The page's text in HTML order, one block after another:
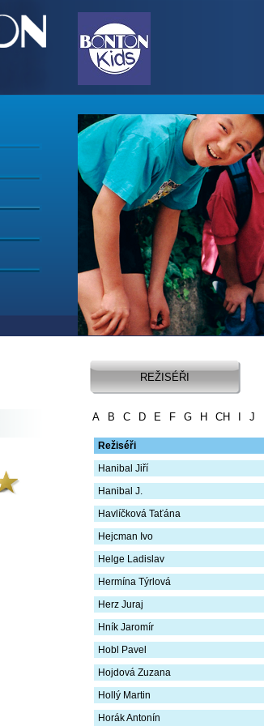
REŽISÉŘI
A B C D E F G H CH J
Režiséři
Hanibal Jiří
Hanibal J.
Havlíčková Taťána
Hejcman Ivo
Helge Ladislav
Hermína Týrlová
Herz Juraj
Hník Jaromír
Hobl Pavel
Hojdová Zuzana
Hollý Martin
Horák Antonín